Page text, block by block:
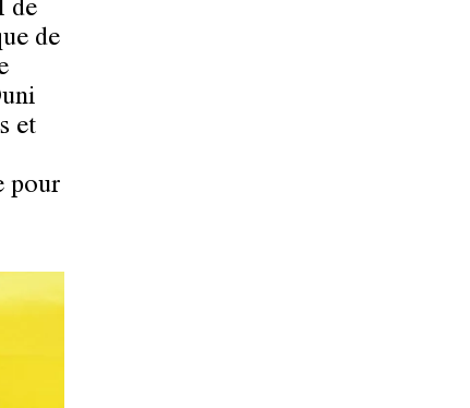
de
de
et
pour